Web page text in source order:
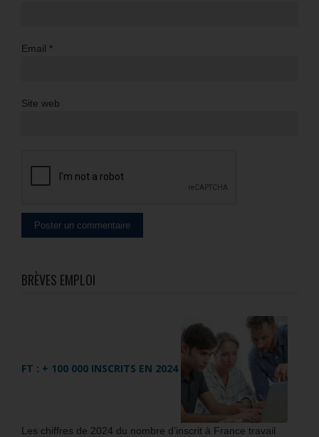
Email *
Site web
BRÈVES EMPLOI
FT : + 100 000 INSCRITS EN 2024
Les chiffres de 2024 du nombre d’inscrit à France travail